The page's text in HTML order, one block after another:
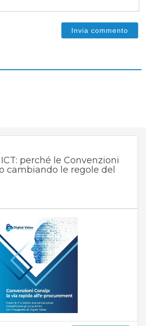
perché le Convenzioni
cambiando le regole del